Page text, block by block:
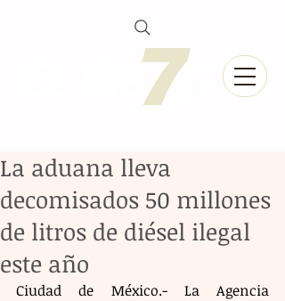
La aduana lleva
decomisados 50 millones
de litros de diésel ilegal
este año
Ciudad de México.- La Agencia